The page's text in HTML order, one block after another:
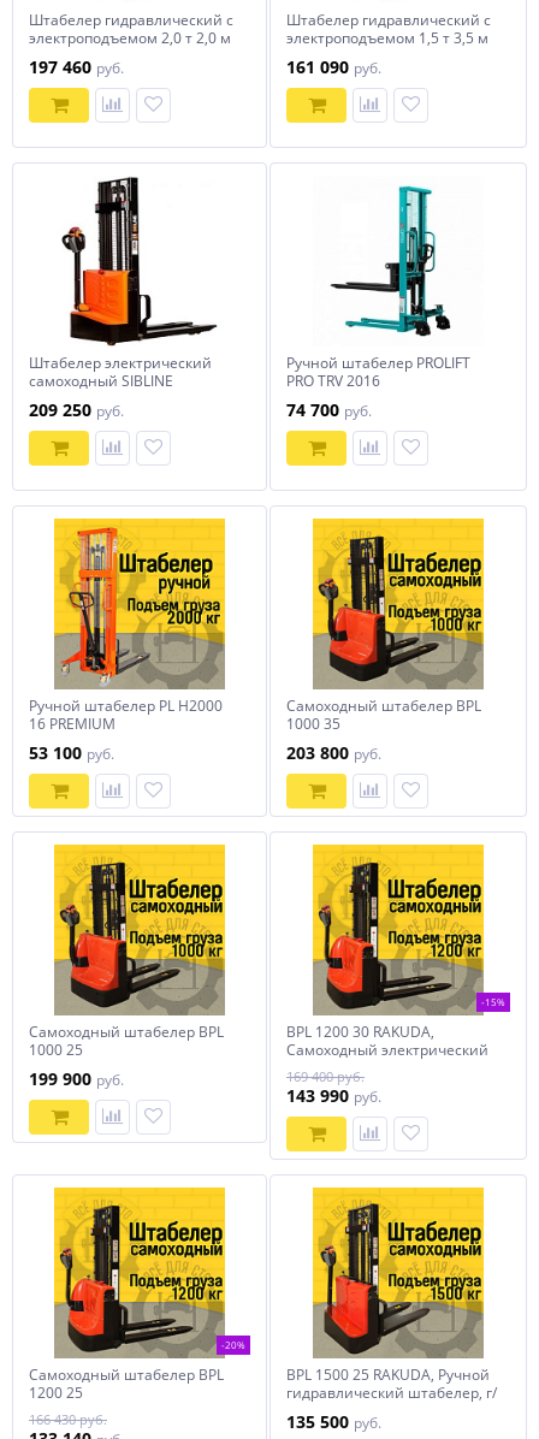
Штабелер гидравлический с
электроподъемом 2,0 т 2,0 м
197 460 руб.
Штабелер гидравлический с
электроподъемом 1,5 т 3,5 м
161 090 руб.
Штабелер электрический
самоходный SIBLINE
209 250 руб.
Ручной штабелер PROLIFT
PRO TRV 2016
74 700 руб.
Ручной штабелер PL H2000
16 PREMIUM
53 100 руб.
Самоходный штабелер BPL
1000 35
203 800 руб.
Самоходный штабелер BPL
199 900 руб.
-15%
BPL 1200 30 RAKUDA,
штабелер, нагрузка 1200 кг.,
высота подъема 3000 мм,
АКБ AGM 2*12в, зарядное
устройство 24в/10а,
контроллер Curtis
169 400 руб.
143 990 руб.
-20%
Самоходный штабелер BPL
BPL 1500 25 RAKUDA, Ручной
п 1500 кг., в/п 2500 мм, вилы